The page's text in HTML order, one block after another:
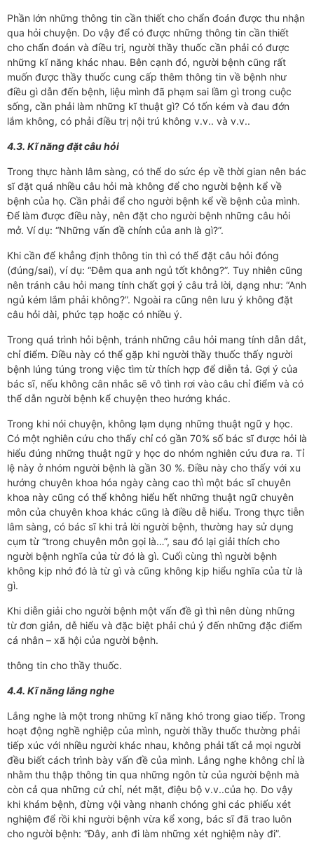
Phần lớn những thông tin cần thiết cho chẩn đoán được thu nhận
qua hỏi chuyện. Do vậy để có được những thông tin cần thiết
cho chẩn đoán và điều trị, người thầy thuốc cần phải có được
những kĩ năng khác nhau. Bên cạnh đó, người bệnh cũng rất
muốn được thầy thuốc cung cấp thêm thông tin về bệnh như
điều gì dẫn đến bệnh, liệu mình đã phạm sai lầm gì trong cuộc
sống, cần phải làm những kĩ thuật gì? Có tốn kém và đau đớn
lắm không, có phải điều trị nội trú không v.v.. và v.v..
4.3. Kĩ năng đặt câu hỏi
Trong thực hành lâm sàng, có thể do sức ép về thời gian nên bác
sĩ đặt quá nhiều câu hỏi mà không để cho người bệnh kể về
bệnh của họ. Cần phải để cho người bệnh kể về bệnh của mình.
Để làm được điều này, nên đặt cho người bệnh những câu hỏi
mở. Ví dụ: “Những vấn đề chính của anh là gì?”.
Khi cần để khẳng định thông tin thì có thể đặt câu hỏi đóng
(đúng/sai), ví dụ: “Đêm qua anh ngủ tốt không?”. Tuy nhiên cũng
nên tránh câu hỏi mang tính chất gợi ý câu trả lời, dạng như: “Anh
ngủ kém lắm phải không?”. Ngoài ra cũng nên lưu ý không đặt
câu hỏi dài, phức tạp hoặc có nhiều ý.
Trong quá trình hỏi bệnh, tránh những câu hỏi mang tính dẫn dắt,
chỉ điểm. Điều này có thể gặp khi người thầy thuốc thấy người
bệnh lúng túng trong việc tìm từ thích hợp để diễn tả. Gợi ý của
bác sĩ, nếu không cân nhắc sẽ vô tình rơi vào câu chỉ điểm và có
thể dẫn người bệnh kể chuyện theo hướng khác.
Trong khi nói chuyện, không lạm dụng những thuật ngữ y học.
Có một nghiên cứu cho thấy chỉ có gần 70% số bác sĩ được hỏi là
hiểu đúng những thuật ngữ y học do nhóm nghiên cứu đưa ra. Tỉ
lệ này ở nhóm người bệnh là gần 30 %. Điều này cho thấy với xu
hướng chuyên khoa hóa ngày càng cao thì một bác sĩ chuyên
khoa này cũng có thể không hiểu hết những thuật ngữ chuyên
môn của chuyên khoa khác cũng là điều dễ hiểu. Trong thực tiễn
lâm sàng, có bác sĩ khi trả lời người bệnh, thường hay sử dụng
cụm từ “trong chuyên môn gọi là…”, sau đó lại giải thích cho
người bệnh nghĩa của từ đó là gì. Cuối cùng thì người bệnh
không kịp nhớ đó là từ gì và cũng không kịp hiểu nghĩa của từ là
gì.
Khi diễn giải cho người bệnh một vấn đề gì thì nên dùng những
từ đơn giản, dễ hiểu và đặc biệt phải chú ý đến những đặc điểm
cá nhân – xã hội của người bệnh.
thông tin cho thầy thuốc.
4.4. Kĩ năng lắng nghe
Lắng nghe là một trong những kĩ năng khó trong giao tiếp. Trong
hoạt động nghề nghiệp của mình, người thầy thuốc thường phải
tiếp xúc với nhiều người khác nhau, không phải tất cả mọi người
đều biết cách trình bày vấn đề của mình. Lắng nghe không chỉ là
nhằm thu thập thông tin qua những ngôn từ của người bệnh mà
còn cả qua những cử chỉ, nét mặt, điệu bộ v.v..của họ. Do vậy
khi khám bệnh, đừng vội vàng nhanh chóng ghi các phiếu xét
nghiệm để rồi khi người bệnh vừa kể xong, bác sĩ đã trao luôn
cho người bệnh: “Đây, anh đi làm những xét nghiệm này đi”.